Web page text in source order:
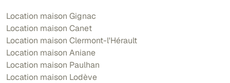
Location maison Gignac
Location maison Canet
Location maison Clermont-l'Hérault
Location maison Aniane
Location maison Paulhan
Location maison Lodève